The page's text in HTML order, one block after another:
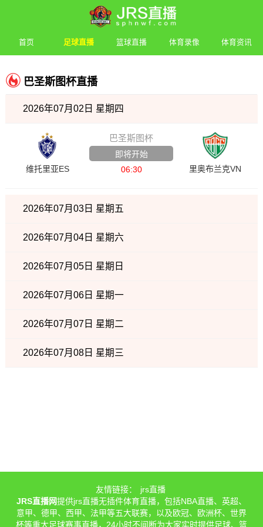
首页 足球直播 篮球直播 体育录像 体育资讯
巴圣斯图杯直播
2026年07月02日 星期四
维托里亚ES
巴圣斯图杯
即将开始
06:30
里奥布兰克VN
2026年07月03日 星期五
2026年07月04日 星期六
2026年07月05日 星期日
2026年07月06日 星期一
2026年07月07日 星期二
2026年07月08日 星期三
友情链接：
jrs直播
JRS直播网提供jrs直播无插件体育直播，包括NBA直播、英超、
意甲、德甲、西甲、法甲等五大联赛，以及欧冠、欧洲杯、世界
杯等重大足球赛事直播，24小时不间断为大家实时提供足球、篮